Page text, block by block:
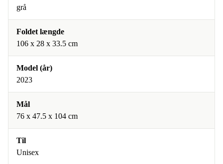
grå
Foldet længde
‎106 x 28 x 33.5 cm
Model (år)
2023
Mål
‎76 x 47.5 x 104 cm
Til
Unisex